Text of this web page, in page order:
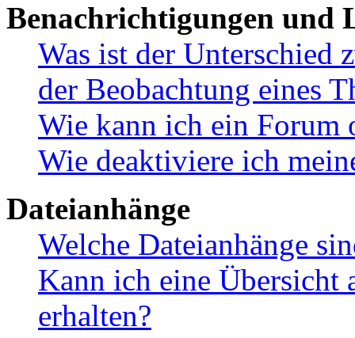
Benachrichtigungen und
Was ist der Unterschied
der Beobachtung eines
Wie kann ich ein Forum
Wie deaktiviere ich
Dateianhänge
Welche Dateianhänge
Kann ich eine Übersicht
erhalten?